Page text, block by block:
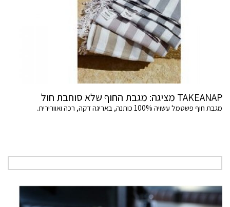
TAKEANAP מציגה: מגבת החוף שלא סוחבת חול
מגבת חוף פשטמל עשויה 100% כותנה, באריגה דקה, רכה ואוורירית.